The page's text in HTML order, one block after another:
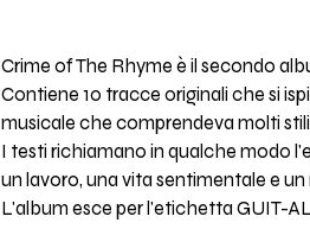
Crime of The Rhyme è il secondo
Contiene 10 tracce originali che si
musicale che comprendeva molti
I testi richiamano in qualche modo
un lavoro, una vita sentimentale e
L'album esce per l'etichetta GUIT-